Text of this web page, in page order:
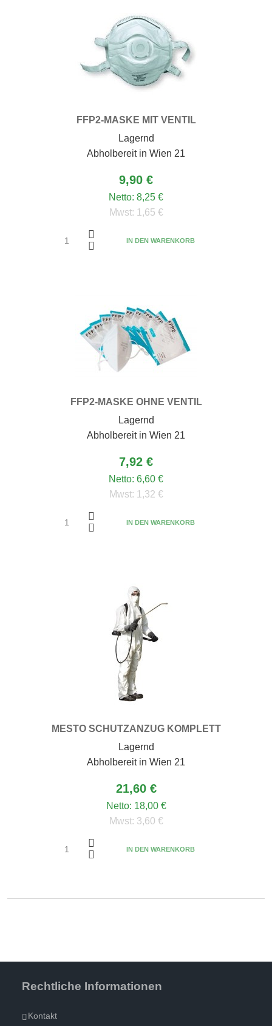
FFP2-MASKE MIT VENTIL
Lagernd
Abholbereit in Wien 21
9,90 €
Netto: 8,25 €
Mwst: 1,65 €
IN DEN WARENKORB
FFP2-MASKE OHNE VENTIL
Lagernd
Abholbereit in Wien 21
7,92 €
Netto: 6,60 €
Mwst: 1,32 €
IN DEN WARENKORB
MESTO SCHUTZANZUG KOMPLETT
Lagernd
Abholbereit in Wien 21
21,60 €
Netto: 18,00 €
Mwst: 3,60 €
IN DEN WARENKORB
Rechtliche Informationen
Kontakt